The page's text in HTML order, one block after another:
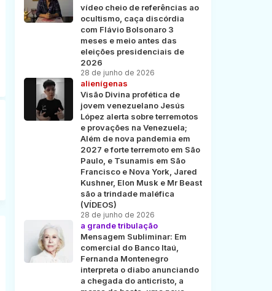
vídeo cheio de referências ao
ocultismo, caça discórdia
com Flávio Bolsonaro 3
meses e meio antes das
eleições presidenciais de
2026
28 de junho de 2026
alienígenas
Visão Divina profética de
jovem venezuelano Jesús
López alerta sobre terremotos
e provações na Venezuela;
Além de nova pandemia em
2027 e forte terremoto em São
Paulo, e Tsunamis em São
Francisco e Nova York, Jared
Kushner, Elon Musk e Mr Beast
são a trindade maléfica
(VÍDEOS)
28 de junho de 2026
a grande tribulação
Mensagem Subliminar: Em
comercial do Banco Itaú,
Fernanda Montenegro
interpreta o diabo anunciando
a chegada do anticristo, a